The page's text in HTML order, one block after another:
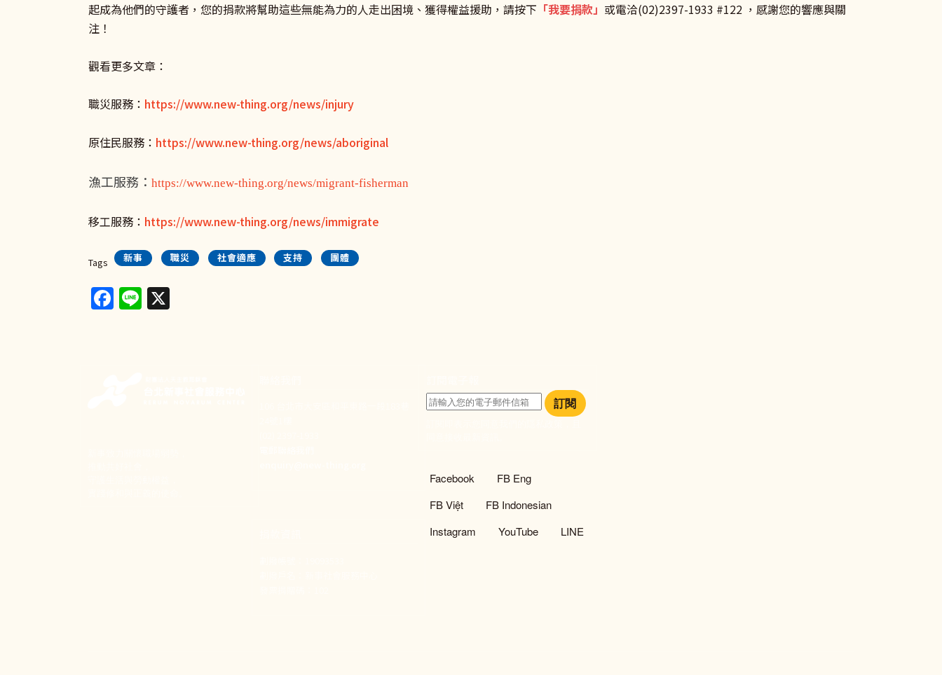
起成為他們的守護者，您的捐款將幫助這些無能為力的人走出困境、獲得權益援助，請按下 「我要捐款」 或電洽(02)2397-1933 #122 ，感謝您的響應與關
注！
觀看更多文章：
職災服務： https://www.new-thing.org/news/injury
原住民服務： https://www.new-thing.org/news/aboriginal
漁工服務： https://www.new-thing.org/news/migrant-fisherman
移工服務： https://www.new-thing.org/news/immigrate
Tags 新事 職災 社會適應 支持 團體
Facebook
Line
訂閱
社群選單
Facebook
FB Eng
FB Việt
FB Indonesian
Instagram
YouTube LINE